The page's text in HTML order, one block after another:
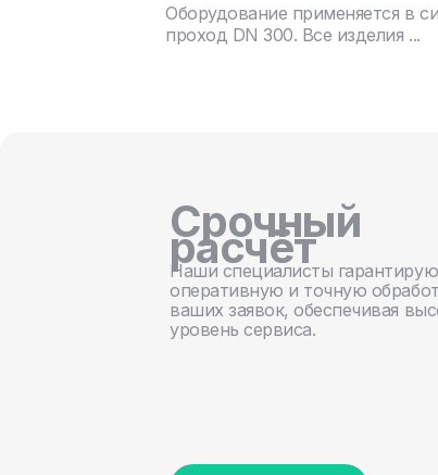
Оборудование применяется в
проход DN 300. Все изделия ...
Срочный
расчёт
Наши специалисты
оперативную и точную
ваших заявок, обеспечивая
уровень сервиса.